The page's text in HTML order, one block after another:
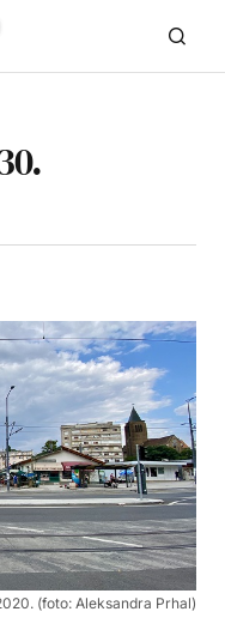
(foto: Aleksandra Prhal)